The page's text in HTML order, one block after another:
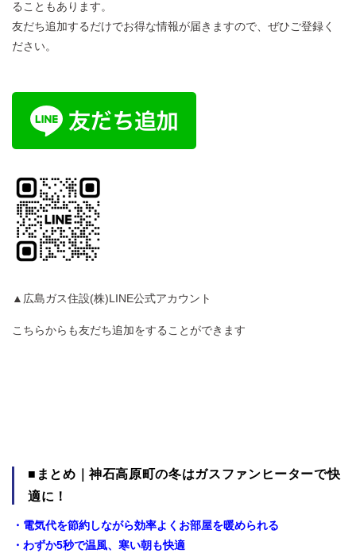
ることもあります。
友だち追加するだけでお得な情報が届きますので、ぜひご登録く
ださい。
▲広島ガス住設(株)LINE公式アカウント
こちらからも友だち追加をすることができます
■まとめ｜神石高原町の冬はガスファンヒーターで快
適に！
・電気代を節約しながら効率よくお部屋を暖められる
・わずか5秒で温風、寒い朝も快適